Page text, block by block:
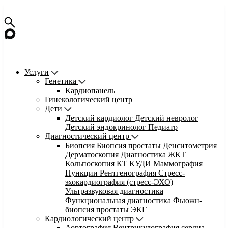
Услуги
Генетика
Кардиопанель
Гинекологический центр
Дети
Детский кардиолог Детский невролог
Детский эндокринолог Педиатр
Диагностический центр
Биопсия Биопсия простаты Денситометрия
Дерматоскопия Диагностика ЖКТ
Кольпоскопия КТ КУДИ Маммография
Пункции Рентгенография Стресс-
эхокардиография (стресс-ЭХО)
Ультразвуковая диагностика
Функциональная диагностика Фьюжн-
биопсия простаты ЭКГ
Кардиологический центр